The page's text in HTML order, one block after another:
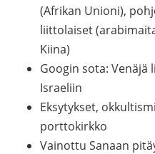
(Afrikan Unioni),
liittolaiset
Kiina)
Googin sota: Venäjä
Israeliin
Eksytykset,
porttokirkko
Vainottu Sanaan